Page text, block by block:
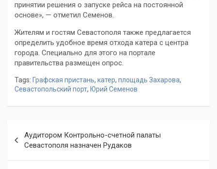
принятии решения о запуске рейса на постоянной
основе», — отметил Семенов.
Жителям и гостям Севастополя также предлагается
определить удобное время отхода катера с центра
города. Специально для этого на портале
правительства размещен опрос.
Tags: Графская пристань, катер, площадь Захарова,
Севастопольский порт, Юрий Семенов
по
записям
Аудитором Контрольно-счетной палаты
Севастополя назначен Рудаков